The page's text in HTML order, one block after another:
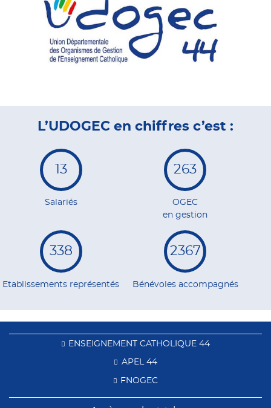
L’UDOGEC en chiffres c’est :
13
Salariés
263
OGEC
en gestion
338
Etablissements représentés
2367
Bénévoles accompagnés
ENSEIGNEMENT CATHOLIQUE 44
APEL 44
FNOGEC